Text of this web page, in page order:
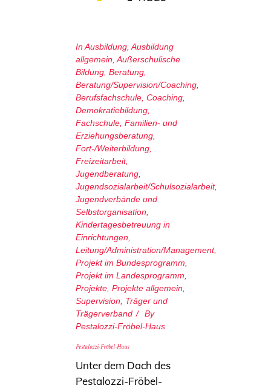
In Ausbildung,Ausbildung
allgemein,Außerschulische
Bildung, Beratung,
Beratung/Supervision/Coaching,
Berufsfachschule, Coaching,
Demokratiebildung,
Fachschule, Familien- und
Erziehungsberatung,
Fort-/Weiterbildung,
Freizeitarbeit,
Jugendberatung,
Jugendsozialarbeit/Schulsozialarbeit,
Jugendverbände und
Selbstorganisation,
Kindertagesbetreuung in
Einrichtungen,
Leitung/Administration/Management,
Projekt im Bundesprogramm,
Projekt im Landesprogramm,
Projekte, Projekte allgemein,
Supervision, Träger und
Trägerverband
By
Pestalozzi-Fröbel-Haus
Pestalozzi-Fröbel-Haus
Unter dem Dach des
Pestalozzi-Fröbel-